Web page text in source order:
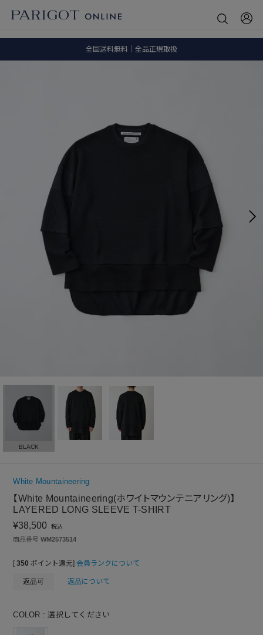
全国送料無料｜全品正規取扱
BLACK
White Mountaineering
【White Mountaineering(ホワイトマウンテニアリング)】
LAYERED LONG SLEEVE T-SHIRT
¥38,500 税込
商品番号 WM2573514
[ 350 ポイント還元] 会員ランクについて
返品可 返品について
COLOR 選択してください